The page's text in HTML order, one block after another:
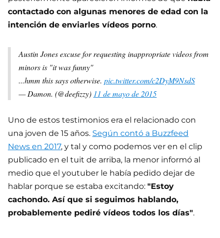
contactado con algunas menores de edad con la
intención de enviarles vídeos porno.
Austin Jones excuse for requesting inappropriate videos from
minors is "it was funny"
...hmm this says otherwise. pic.twitter.com/c2DyM9NsdS
— Damon. (@deefizzy) 11 de mayo de 2015
Uno de estos testimonios era el relacionado con
una joven de 15 años. Según contó a Buzzfeed
News en 2017, y tal y como podemos ver en el clip
publicado en el tuit de arriba, la menor informó al
medio que el youtuber le había pedido dejar de
hablar porque se estaba excitando: "Estoy
cachondo. Así que si seguimos hablando,
probablemente pediré vídeos todos los días".